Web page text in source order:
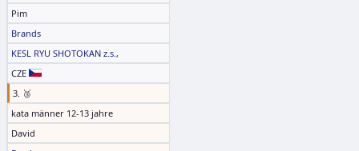
Pim
Brands
KESL RYU SHOTOKAN z.s.,
CZE
3. 🥉
kata männer 12-13 jahre
David